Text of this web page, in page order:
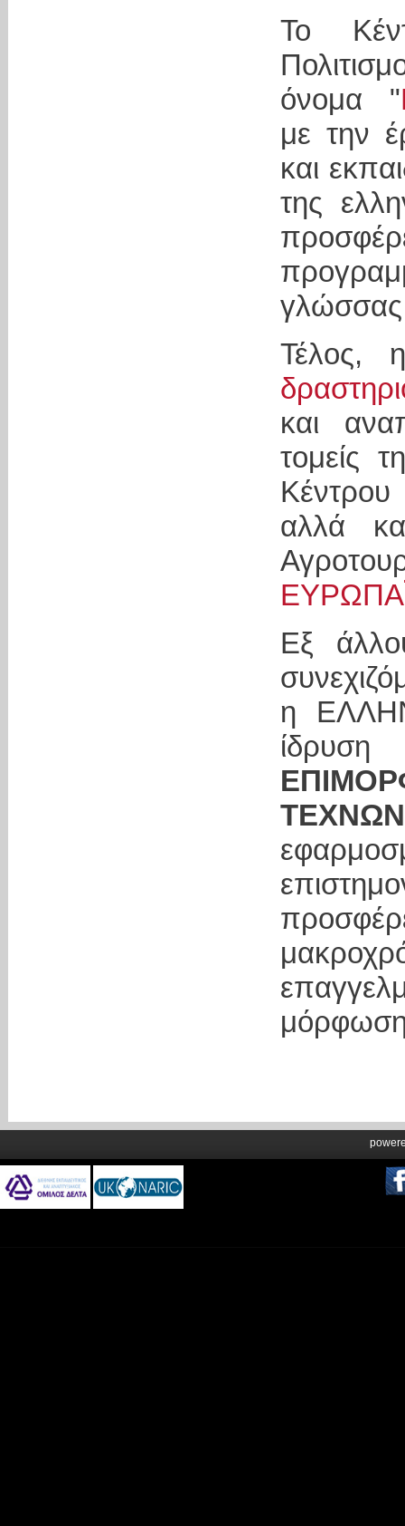
Το
όνομα "
με την
και
της
γλώσσας
Τέλος,
και
τομείς
αλλά
Εξ
η
ΤΕΧΝΩΝ
μόρφωση